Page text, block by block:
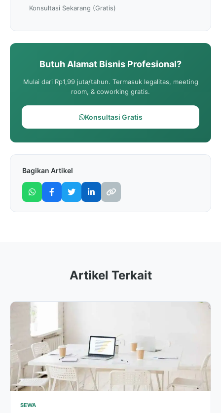
Konsultasi Sekarang (Gratis)
Butuh Alamat Bisnis Profesional?
Mulai dari Rp1,99 juta/tahun. Termasuk legalitas, meeting
room, & coworking gratis.
Konsultasi Gratis
Bagikan Artikel
Artikel Terkait
SEWA